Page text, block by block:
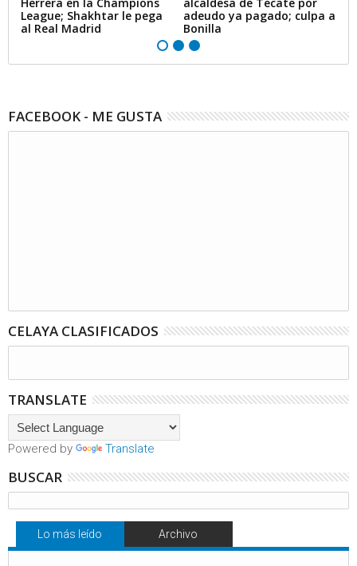
League; Shakhtar le pega
al Real Madrid
adeudo ya pagado; culpa a
Bonilla
FACEBOOK - ME GUSTA
CELAYA CLASIFICADOS
TRANSLATE
Powered by Translate
BUSCAR
Lo más leído Archivo